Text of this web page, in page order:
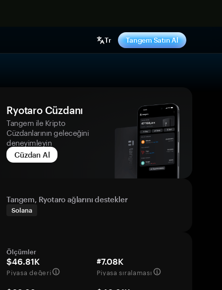
Tr Tangem Satın Al
Ryotaro Cüzdanı
Tangem ile Kripto
Cüzdanlarının geleceğini
deneyimleyin
Cüzdan Al
Tangem, Ryotaro ağlarını destekler
Solana
Ölçümler
$46.81K
Piyasa değeri
#7.08K
Piyasa sıralaması